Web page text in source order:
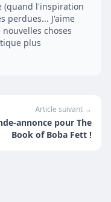
(quand l'inspiration
perdues... J'aime
choses
plus
Article suivant →
annonce pour The
Book of Boba Fett !